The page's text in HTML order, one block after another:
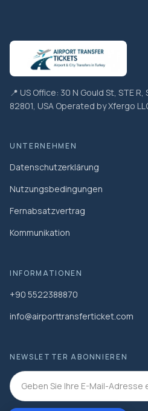
📍 US Office: 30 N Gould St, STE R,
82801, USA Operated by Xfergo
UNTERNEHMEN
Datenschutzerklärung
Nutzungsbedingungen
Fernabsatzvertrag
Kommunikation
INFORMATIONEN
+90 5522388870
info@airporttransferticket.com
NEWSLETTER ABONNIEREN